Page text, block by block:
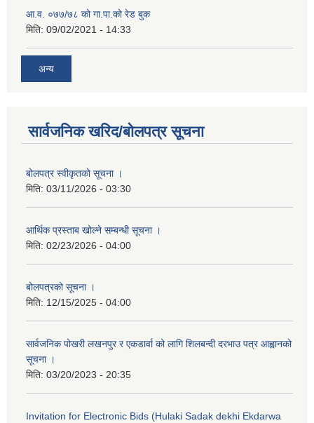
आ.व. ०७७/७८ को गा.पा.को रेड बुक
मिति: 09/02/2021 - 14:33
अन्य
सार्वजनिक खरिद/बोलपत्र सूचना
बोलपत्र स्वीकृतको सूचना ।
मिति: 03/11/2026 - 03:30
आर्थिक प्रस्ताब खोल्ने सम्बन्धी सूचना ।
मिति: 02/23/2026 - 04:00
बोलपत्रको सूचना ।
मिति: 12/15/2025 - 04:00
सार्वजनिक पोखरी लखनपुर र एकडार्वा को लागि शिलबन्दी दरभाउ पत्र आह्वानको
सूचना ।
मिति: 03/20/2023 - 20:35
Invitation for Electronic Bids (Hulaki Sadak dekhi Ekdarwa